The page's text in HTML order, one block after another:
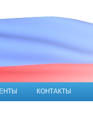
КОНТАКТЫ